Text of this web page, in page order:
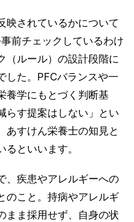
映されているかについて
前チェックしているわけ
（ルール）の設計段階に
した。PFCバランスや一
養学にもとづく判断基
らす提案はしない」とい
あすけん栄養士の知見と
といいます。
、疾患やアレルギーへの
のこと。持病やアレルギ
まま採用せず、自身の状